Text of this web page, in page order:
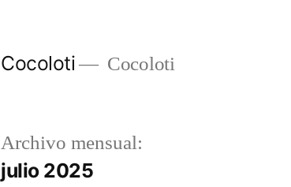
Cocoloti Cocoloti
Archivo mensual:
julio 2025